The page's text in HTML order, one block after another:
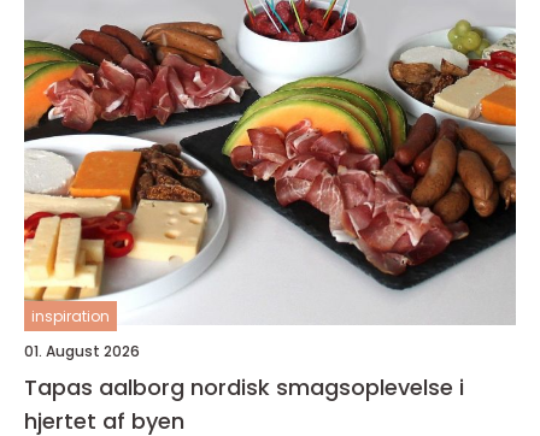
inspiration
01. August 2026
Tapas aalborg nordisk smagsoplevelse i
hjertet af byen